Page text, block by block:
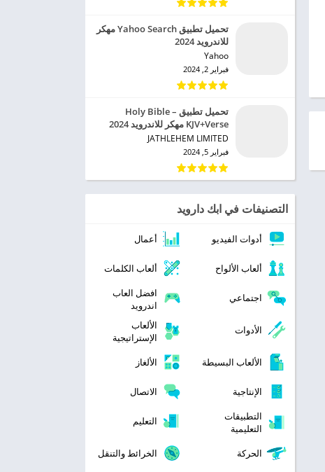
تحميل تطبيق Yahoo Search مهكر
للاندرويد 2024
Yahoo‏
فبراير 2, 2024
تحميل تطبيق Holy Bible –
KJV+Verse مهكر للاندرويد 2024
JATHLEHEM LIMITED‏
فبراير 5, 2024
التصنيفات في ابك دارويد
أدوات الفيديو أعمال
ألعاب الألواح ألعاب الكلمات
اجتماعي
افضل العاب
اندرويد
الأدوات
الألعاب
الإستراتيجية
الألعاب البسيطة
الألغاز
الإنتاجية
الاتصال
التطبيقات
التعليمية
التعليم
الحركة الخرائط والتنقل